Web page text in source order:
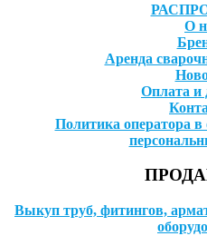
О
Аренда
Оплата и
Политика оператора
Выкуп труб, фитингов,